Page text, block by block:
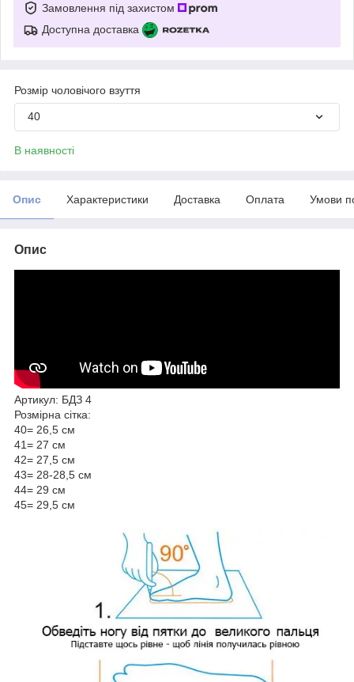
Замовлення під захистом
Доступна доставка
Розмір чоловічого взуття
40
В наявності
Опис Характеристики Доставка Оплата Умови
Опис
Артикул: БДЗ 4
Розмірна сітка:
40= 26,5 см
41= 27 см
42= 27,5 см
43= 28-28,5 см
44= 29 см
45= 29,5 см